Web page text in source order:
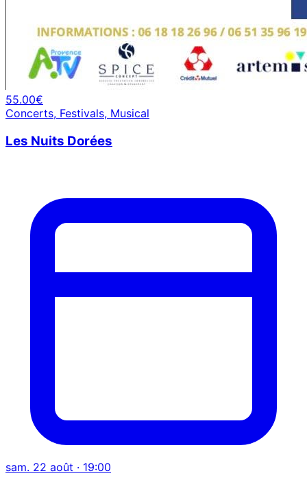
55.00€
Concerts, Festivals, Musical
Les Nuits Dorées
sam. 22 août · 19:00